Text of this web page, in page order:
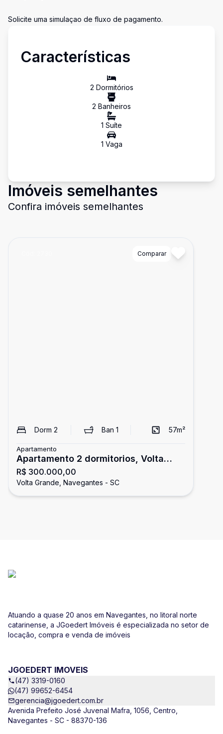
Solicite uma simulaçao de fluxo de pagamento.
Características
2 Dormitórios
2 Banheiros
1 Suíte
1 Vaga
Imóveis semelhantes
Confira imóveis semelhantes
Comparar
Dorm 2 Ban 1 57m²
Apartamento
Apartamento 2 dormitorios, Volta
Grande, Navegantes
R$ 300.000,00
Volta Grande, Navegantes - SC
Atuando a quase 20 anos em Navegantes, no litoral norte
catarinense, a JGoedert Imóveis é especializada no setor de
locação, compra e venda de imóveis
JGOEDERT IMOVEIS
(47) 3319-0160
(47) 99652-6454
gerencia@jgoedert.com.br
Avenida Prefeito José Juvenal Mafra, 1056, Centro,
Navegantes - SC - 88370-136